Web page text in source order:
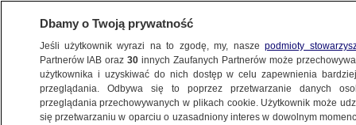
POLSKA
Dbamy o Twoją prywatność
Jeśli użytkownik wyrazi na to zgodę, my, naszepodmioty
Partnerów IAB oraz30 innych Zaufanych Partnerów może
użytkownika i uzyskiwać do nich dostęp w celu zapewnienia
przeglądania. Odbywa się to poprzez przetwarzanie danych
przeglądania przechowywanych w plikach cookie. Użytkownik może
się przetwarzaniu w oparciu o uzasadniony interes w dowolnym